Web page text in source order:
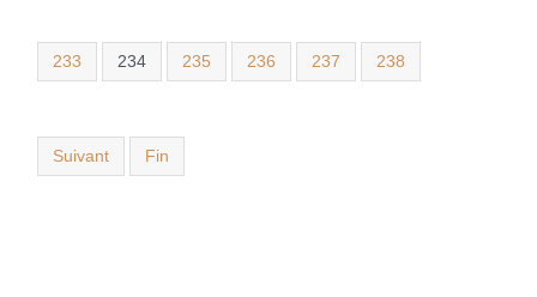
233 234 235 236 237 238
Suivant Fin